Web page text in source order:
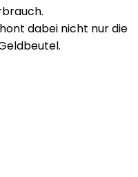
dabei nicht nur die